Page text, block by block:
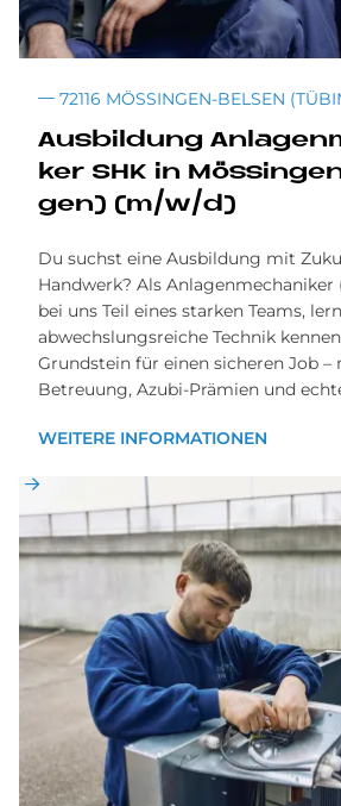
72116 MÖSSINGEN-BELSEN
Aus­bil­dung
ker SHK in
gen) (m/w/d)
Du suchst eine Ausbildung mit
Handwerk? Als
bei uns Teil eines starken Teams,
abwechslungsreiche Technik
Grundstein für einen sicheren Job –
Betreuung, Azubi-Prämien und
WEITERE INFORMATIONEN